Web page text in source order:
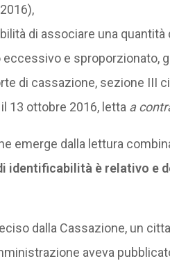
di associare una
e sproporzionato,
di cassazione, sezione III
13 ottobre 2016, letta a
emerge dalla lettura
identificabilità è relativo e
dalla Cassazione, un
aveva